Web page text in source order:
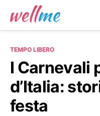
TEMPO LIBERO
I Carnevali
d’Italia:
festa